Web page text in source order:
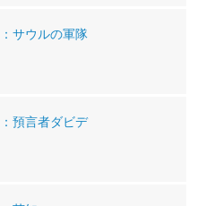
サウルの軍隊
預言者ダビデ